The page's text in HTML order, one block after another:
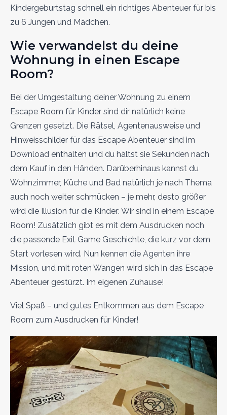
Kindergeburtstag schnell ein richtiges Abenteuer für bis
zu 6 Jungen und Mädchen.
Wie verwandelst du deine
Wohnung in einen Escape
Room?
Bei der Umgestaltung deiner Wohnung zu einem
Escape Room für Kinder sind dir natürlich keine
Grenzen gesetzt. Die Rätsel, Agentenausweise und
Hinweisschilder für das Escape Abenteuer sind im
Download enthalten und du hältst sie Sekunden nach
dem Kauf in den Händen. Darüberhinaus kannst du
Wohnzimmer, Küche und Bad natürlich je nach Thema
auch noch weiter schmücken – je mehr, desto größer
wird die Illusion für die Kinder: Wir sind in einem Escape
Room! Zusätzlich gibt es mit dem Ausdrucken noch
die passende Exit Game Geschichte, die kurz vor dem
Start vorlesen wird. Nun kennen die Agenten ihre
Mission, und mit roten Wangen wird sich in das Escape
Abenteuer gestürzt. Im eigenen Zuhause!
Viel Spaß – und gutes Entkommen aus dem Escape
Room zum Ausdrucken für Kinder!